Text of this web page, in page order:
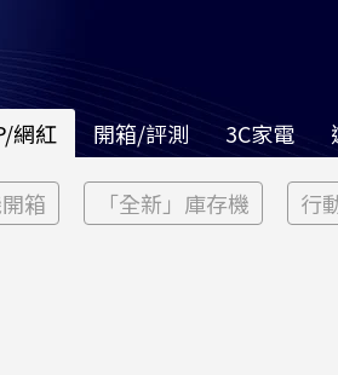
網紅 開箱/評測 3C家電
箱 「全新」庫存機 行